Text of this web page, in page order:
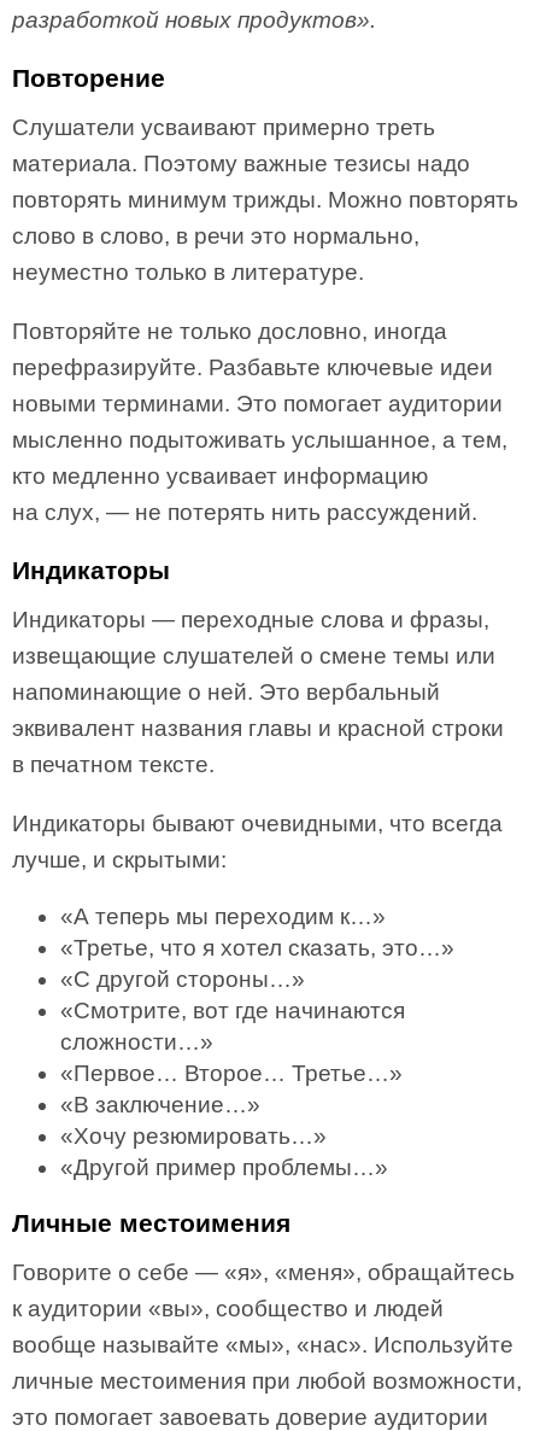
разработкой новых продуктов».
Повторение
Слушатели усваивают примерно треть
материала. Поэтому важные тезисы надо
повторять минимум трижды. Можно повторять
слово в слово, в речи это нормально,
неуместно только в литературе.
Повторяйте не только дословно, иногда
перефразируйте. Разбавьте ключевые идеи
новыми терминами. Это помогает аудитории
мысленно подытоживать услышанное, а тем,
кто медленно усваивает информацию
на слух, — не потерять нить рассуждений.
Индикаторы
Индикаторы — переходные слова и фразы,
извещающие слушателей о смене темы или
напоминающие о ней. Это вербальный
эквивалент названия главы и красной строки
в печатном тексте.
Индикаторы бывают очевидными, что всегда
лучше, и скрытыми:
«А теперь мы переходим к…»
«Третье, что я хотел сказать, это…»
«С другой стороны…»
«Смотрите, вот где начинаются
сложности…»
«Первое… Второе… Третье…»
«В заключение…»
«Хочу резюмировать…»
«Другой пример проблемы…»
Личные местоимения
Говорите о себе — «я», «меня», обращайтесь
к аудитории «вы», сообщество и людей
вообще называйте «мы», «нас». Используйте
личные местоимения при любой возможности,
это помогает завоевать доверие аудитории